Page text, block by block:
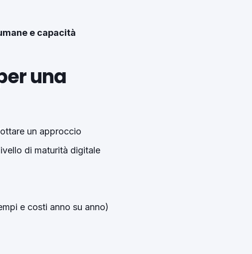
e capacità
una
un approccio
di maturità digitale
e costi anno su anno)